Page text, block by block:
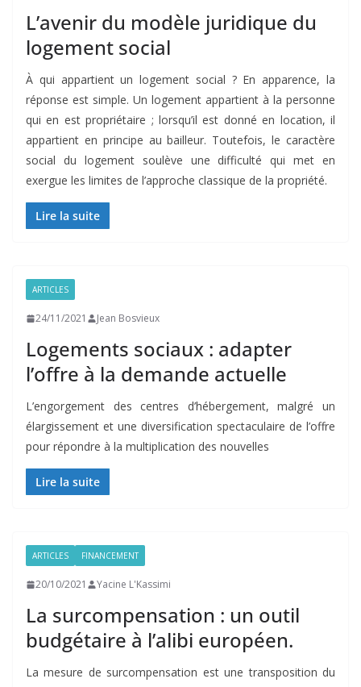
L’avenir du modèle juridique du
logement social
À qui appartient un logement social ? En apparence, la
réponse est simple. Un logement appartient à la personne
qui en est propriétaire ; lorsqu’il est donné en location, il
appartient en principe au bailleur. Toutefois, le caractère
social du logement soulève une difficulté qui met en
exergue les limites de l’approche classique de la propriété.
Lire la suite
ARTICLES
24/11/2021 Jean Bosvieux
Logements sociaux : adapter
l’offre à la demande actuelle
L’engorgement des centres d’hébergement, malgré un
élargissement et une diversification spectaculaire de l’offre
pour répondre à la multiplication des nouvelles
Lire la suite
ARTICLES FINANCEMENT
20/10/2021 Yacine L'Kassimi
La surcompensation : un outil
budgétaire à l’alibi européen.
La mesure de surcompensation est une transposition du